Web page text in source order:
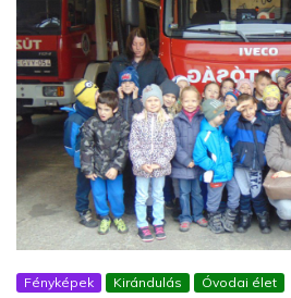
Fényképek Kirándulás Óvodai élet